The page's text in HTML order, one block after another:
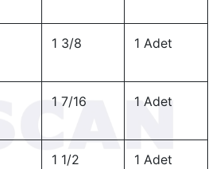
1 3/8 1 Adet
1 7/16 1 Adet
1 1/2 1 Adet